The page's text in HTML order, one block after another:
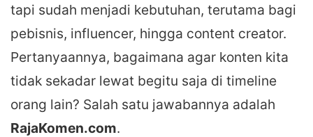
tapi sudah menjadi kebutuhan, terutama bagi
pebisnis, influencer, hingga content creator.
Pertanyaannya, bagaimana agar konten kita
tidak sekadar lewat begitu saja di timeline
orang lain? Salah satu jawabannya adalah
RajaKomen.com.